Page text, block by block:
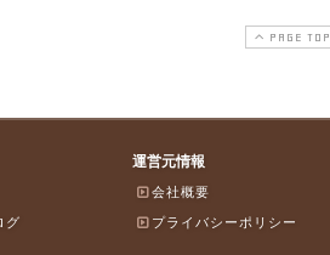
PAGE TOP
グ
運営元情報
会社概要
プライバシーポリシー